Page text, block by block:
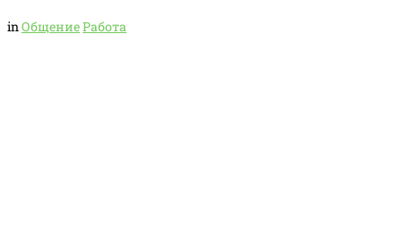
inОбщениеРабота